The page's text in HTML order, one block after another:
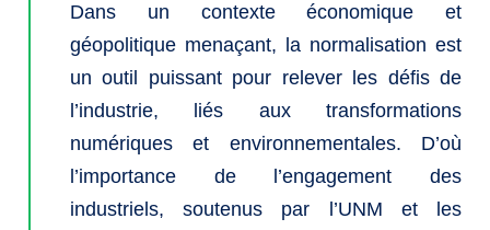
Dans un contexte économique et
géopolitique menaçant, la normalisation est
un outil puissant pour relever les défis de
l’industrie, liés aux transformations
numériques et environnementales. D’où
l’importance de l’engagement des
industriels, soutenus par l’UNM et les